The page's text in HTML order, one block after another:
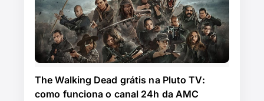
The Walking Dead grátis na Pluto TV:
como funciona o canal 24h da AMC